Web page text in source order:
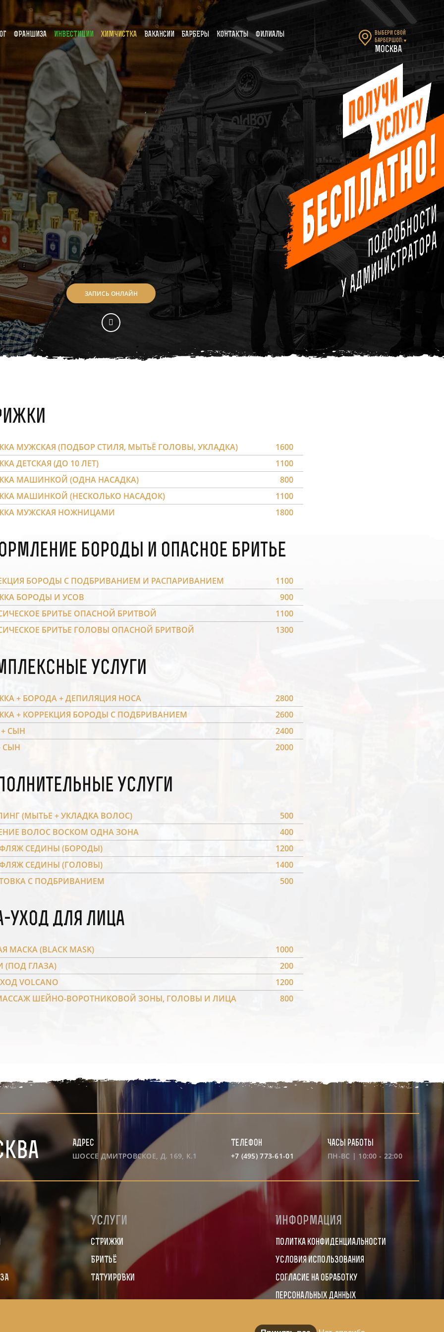
ФРАНШИЗА ИНВЕСТИЦИИ ХИМЧИСТКА ВАКАНСИИ БАРБЕРЫ КОНТАКТЫ ФИЛИАЛЫ
Выбери свой
барбершоп:▼
Москва
-
ЗАПИСЬ ОНЛАЙН
МУЖСКАЯ (ПОДБОР СТИЛЯ, МЫТЬЁ ГОЛОВЫ, УКЛАДКА)
1600
ДЕТСКАЯ (ДО 10 ЛЕТ)
1100
МАШИНКОЙ (ОДНА НАСАДКА)
800
МАШИНКОЙ (НЕСКОЛЬКО НАСАДОК)
1100
МУЖСКАЯ НОЖНИЦАМИ
1800
бороды и опасное бритье
БОРОДЫ С ПОДБРИВАНИЕМ И РАСПАРИВАНИЕМ
1100
БОРОДЫ И УСОВ
900
БРИТЬЕ ОПАСНОЙ БРИТВОЙ
1100
БРИТЬЕ ГОЛОВЫ ОПАСНОЙ БРИТВОЙ
1300
услуги
+ БОРОДА + ДЕПИЛЯЦИЯ НОСА
2800
+ КОРРЕКЦИЯ БОРОДЫ С ПОДБРИВАНИЕМ
2600
СЫН
2400
СЫН
2000
услуги
(МЫТЬЕ + УКЛАДКА ВОЛОС)
500
ВОЛОС ВОСКОМ ОДНА ЗОНА
400
СЕДИНЫ (БОРОДЫ)
1200
СЕДИНЫ (ГОЛОВЫ)
1400
С ПОДБРИВАНИЕМ
500
уход для лица
МАСКА (BLACK MASK)
1000
(ПОД ГЛАЗА)
200
VOLCANO
1200
ШЕЙНО-ВОРОТНИКОВОЙ ЗОНЫ, ГОЛОВЫ И ЛИЦА
800
Адрес
ШОССЕ ДМИТРОВСКОЕ, Д. 169, К.1
Телефон
+7 (495) 773-61-01
Часы работы
ПН-ВС | 10:00 - 22:00
Услуги
СТРИЖКИ
БРИТЬЁ
ТАТУИРОВКИ
Информация
Политка конфиденциальности
Условия использования
Согласие на обработку
персональных данных